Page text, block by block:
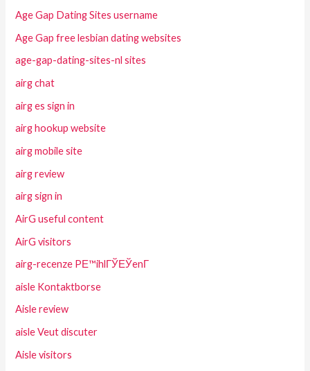
Age Gap Dating Sites username
Age Gap free lesbian dating websites
age-gap-dating-sites-nl sites
airg chat
airg es sign in
airg hookup website
airg mobile site
airg review
airg sign in
AirG useful content
AirG visitors
airg-recenze PЕ™ihlГЎЕЎenГ­
aisle Kontaktborse
Aisle review
aisle Veut discuter
Aisle visitors